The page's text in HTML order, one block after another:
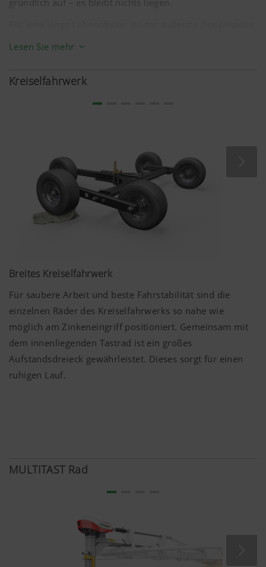
am Zinkenkamm etwas kürzer und stärker als die
verlorene Zinken im Schwad.
Lesen Sie mehr
Kreiselfahrwerk
Breites Kreiselfahrwerk
Für saubere Arbeit und beste Fahrstabilität sind die
einzelnen Räder des Kreiselfahrwerks so nahe wie
möglich am Zinkeneingriff positioniert. Gemeinsam mit
dem innenliegenden Tastrad ist ein großes
Aufstandsdreieck gewährleistet. Dieses sorgt für einen
ruhigen Lauf.
MULTITAST Rad